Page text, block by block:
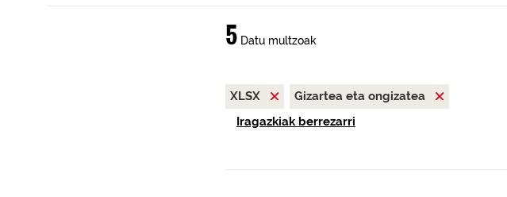
5Datu multzoak
XLSX
Gizartea eta ongizatea
Iragazkiak berrezarri